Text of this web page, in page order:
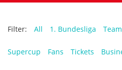
Filter: All 1. Bundesliga
Supercup Fans Tickets